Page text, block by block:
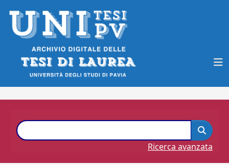
Ricerca avanzata